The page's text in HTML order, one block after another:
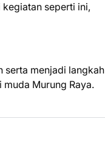
seperti ini,
serta menjadi langkah
Murung Raya.